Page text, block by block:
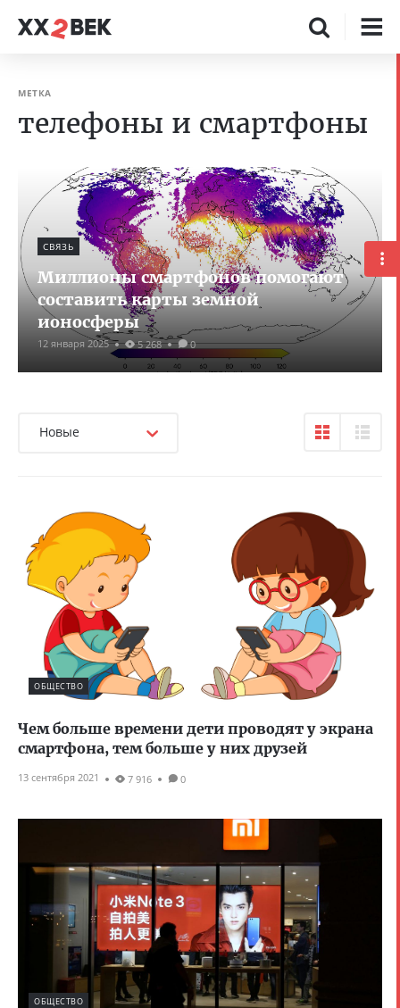
МЕТКА
телефоны и смартфоны
СВЯЗЬ
Миллионы смартфонов помогают
составить карты земной
ионосферы
12 января 2025 5 268 0
Новые
ОБЩЕСТВО
Чем больше времени дети проводят у экрана
смартфона, тем больше у них друзей
13 сентября 2021 7 916 0
ОБЩЕСТВО